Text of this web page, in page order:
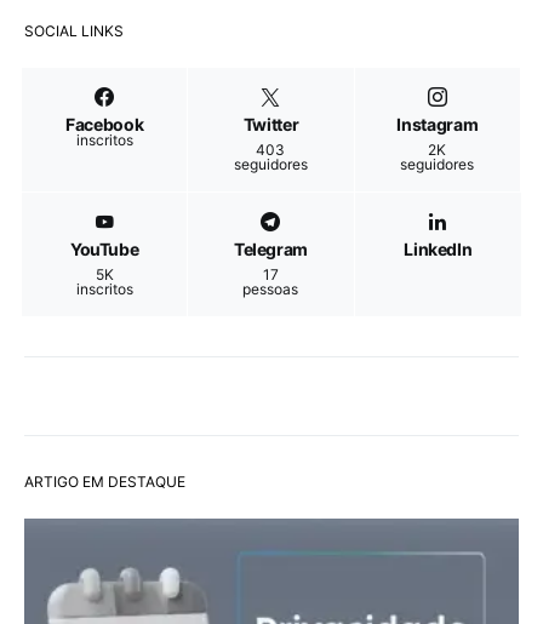
SOCIAL LINKS
Facebook
inscritos
Twitter
403
seguidores
Instagram
2K
seguidores
YouTube
5K
inscritos
Telegram
17
pessoas
LinkedIn
ARTIGO EM DESTAQUE